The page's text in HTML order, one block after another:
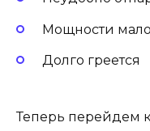
Мощности
Долго греется
Теперь перейдем